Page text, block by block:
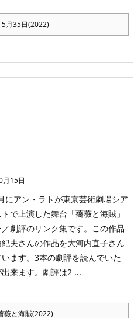
月35日(2022)
月15日
にアン・ラトが東京芸術劇場シア
で上演した舞台「薔薇と海賊」
劇評のリンク集です。この作品
夫さんの作品を大河内直子さん
ます。3本の劇評を読んでいた
来ます。劇評は2 ...
薇と海賊(2022)